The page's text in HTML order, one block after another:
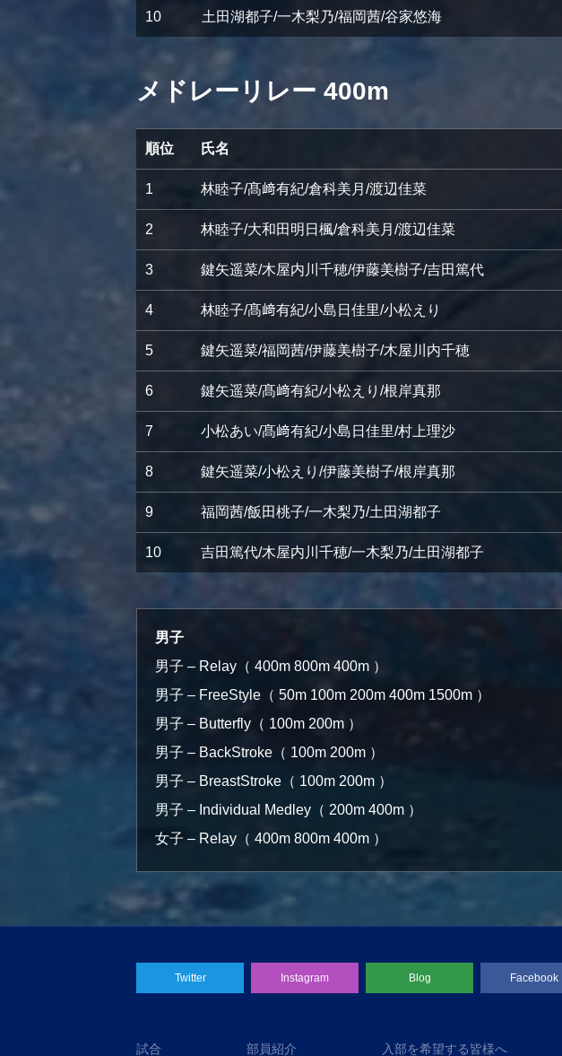
10 土田湖都子/一木梨乃/福岡茜/谷家悠海
メドレーリレー 400m
順位 氏名
1 林睦子/髙﨑有紀/倉科美月/渡辺佳菜
2 林睦子/大和田明日楓/倉科美月/渡辺佳菜
3 鍵矢遥菜/木屋内川千穂/伊藤美樹子/吉田篤代
4 林睦子/髙﨑有紀/小島日佳里/小松えり
5 鍵矢遥菜/福岡茜/伊藤美樹子/木屋川内千穂
6 鍵矢遥菜/髙﨑有紀/小松えり/根岸真那
7 小松あい/髙﨑有紀/小島日佳里/村上理沙
8 鍵矢遥菜/小松えり/伊藤美樹子/根岸真那
9 福岡茜/飯田桃子/一木梨乃/土田湖都子
10 吉田篤代/木屋内川千穂/一木梨乃/土田湖都子
男子
男子 – Relay（ 400m 800m 400m ）
男子 – FreeStyle（ 50m 100m 200m 400m 1500m ）
男子 – Butterfly（ 100m 200m ）
男子 – BackStroke（ 100m 200m ）
男子 – BreastStroke（ 100m 200m ）
男子 – Individual Medley（ 200m 400m ）
女子 – Relay（ 400m 800m 400m ）
試合 部員紹介 入部を希望する皆様へ
Twitter Instagram Blog Facebook